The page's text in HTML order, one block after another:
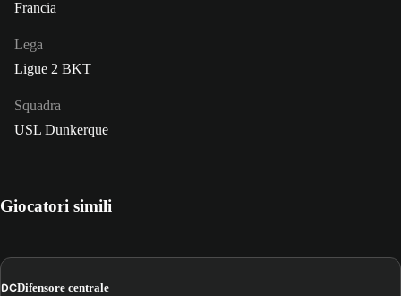
Francia
Lega
Ligue 2 BKT
Squadra
USL Dunkerque
Giocatori simili
DCDifensore centrale